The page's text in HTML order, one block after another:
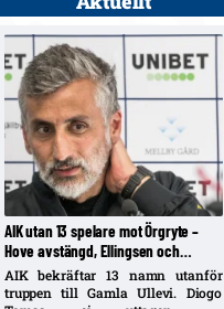
Kylian Seka reducerade sent.
AIK utan 13 spelare mot Örgryte –
Hove avstängd, Ellingsen och
Papagiannopoulos skadade; Tomas
ej matchklar
AIK bekräftar 13 namn utanför
truppen till Gamla Ullevi. Diogo